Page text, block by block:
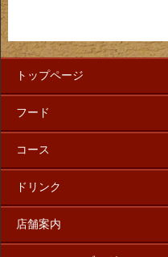
トップページ
フード
コース
ドリンク
店舗案内